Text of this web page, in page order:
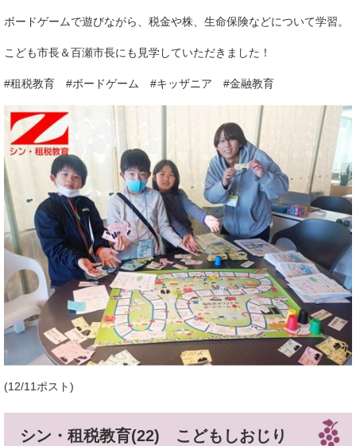
ボードゲームで遊びながら、税金や株、生命保険などについて学習。
こども市長＆百瀬市長にも見学していただきました！
#租税教育 #ボードゲーム #キッザニア #金融教育
(12/11ポスト)
シン・租税教育(22) こどもしおじり